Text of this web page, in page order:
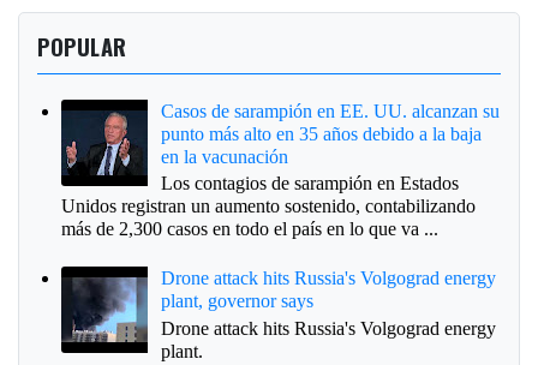
POPULAR
Casos de sarampión en EE. UU. alcanzan su
punto más alto en 35 años debido a la baja
en la vacunación
Los contagios de sarampión en Estados
Unidos registran un aumento sostenido, contabilizando
más de 2,300 casos en todo el país en lo que va ...
Drone attack hits Russia's Volgograd energy
plant, governor says
Drone attack hits Russia's Volgograd energy
plant.